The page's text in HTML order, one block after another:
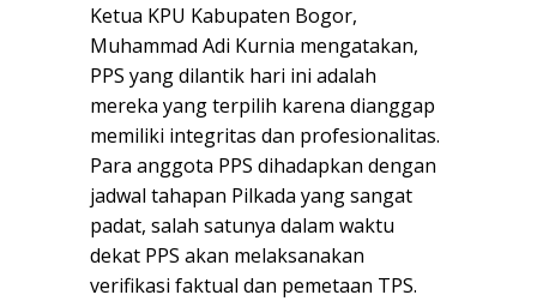
Ketua KPU Kabupaten Bogor,
Muhammad Adi Kurnia mengatakan,
PPS yang dilantik hari ini adalah
mereka yang terpilih karena dianggap
memiliki integritas dan profesionalitas.
Para anggota PPS dihadapkan dengan
jadwal tahapan Pilkada yang sangat
padat, salah satunya dalam waktu
dekat PPS akan melaksanakan
verifikasi faktual dan pemetaan TPS.